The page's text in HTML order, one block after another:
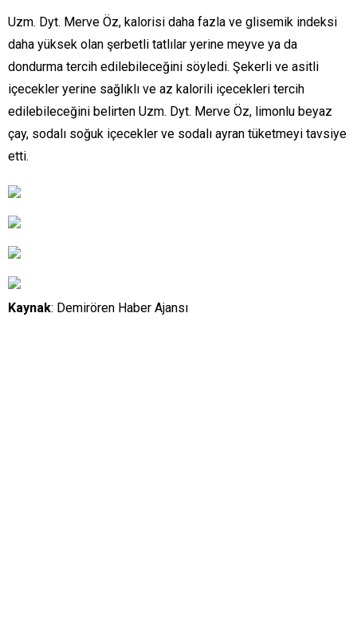
Uzm. Dyt. Merve Öz, kalorisi daha fazla ve glisemik indeksi
daha yüksek olan şerbetli tatlılar yerine meyve ya da
dondurma tercih edilebileceğini söyledi. Şekerli ve asitli
içecekler yerine sağlıklı ve az kalorili içecekleri tercih
edilebileceğini belirten Uzm. Dyt. Merve Öz, limonlu beyaz
çay, sodalı soğuk içecekler ve sodalı ayran tüketmeyi tavsiye
etti.
Kaynak: Demirören Haber Ajansı